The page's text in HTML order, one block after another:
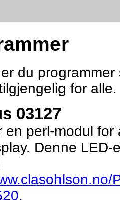
du
for alle.
03127
en perl-modul
Denne
.